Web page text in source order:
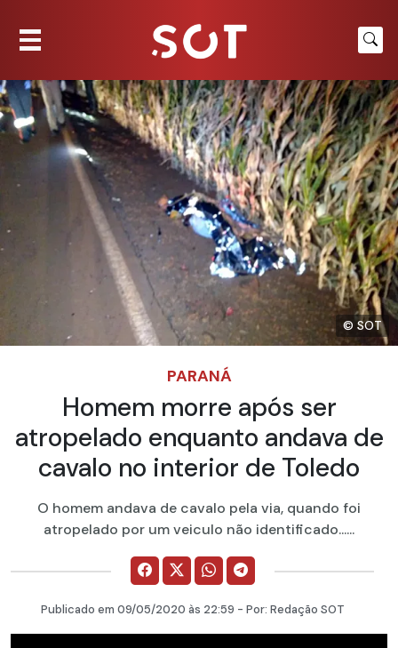
© SOT
PARANÁ
Homem morre após ser
atropelado enquanto andava de
cavalo no interior de Toledo
O homem andava de cavalo pela via, quando foi
atropelado por um veiculo não identificado......
Publicado em 09/05/2020 às 22:59 - Por: Redação SOT